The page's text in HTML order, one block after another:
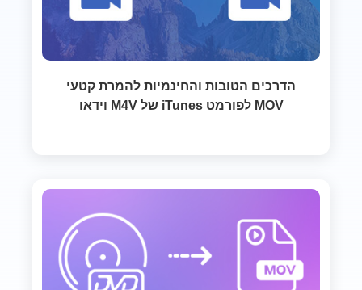
הדרכים הטובות והחינמיות להמרת קטעי
וידאו M4V של iTunes לפורמט MOV